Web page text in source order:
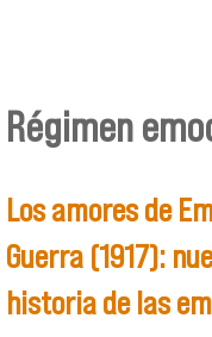
Se encuentra
Régimen
Los amores de
Guerra (1917):
historia de las